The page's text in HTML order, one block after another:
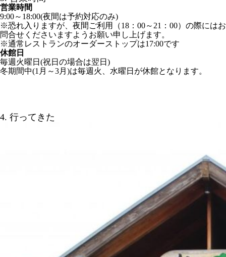
営業時間
9:00～18:00(夜間は予約対応のみ)
※恐れ入りますが、夜間ご利用（18：00～21：00）の際にはお
問合せくださいますようお願い申し上げます。
※通常レストランのオーダーストップは17:00です
休館日
毎週火曜日(祝日の場合は翌日)
冬期間中(1月～3月)は毎週火、水曜日が休館となります。
4. 行ってきた